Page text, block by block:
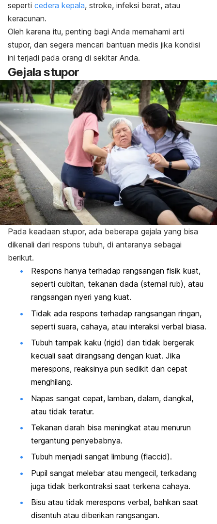
seperti cedera kepala, stroke, infeksi berat, atau
keracunan.
Oleh karena itu, penting bagi Anda memahami arti
stupor, dan segera mencari bantuan medis jika kondisi
ini terjadi pada orang di sekitar Anda.
Gejalastupor
Pada keadaan stupor, ada beberapa gejala yang bisa
dikenali dari respons tubuh, di antaranya sebagai
berikut.
Respons hanya terhadap rangsangan fisik kuat,
seperti cubitan, tekanan dada (sternal rub), atau
rangsangan nyeri yang kuat.
Tidak ada respons terhadap rangsangan ringan,
seperti suara, cahaya, atau interaksi verbal biasa.
Tubuh tampak kaku (rigid) dan tidak bergerak
kecuali saat dirangsang dengan kuat. Jika
merespons, reaksinya pun sedikit dan cepat
menghilang.
Napas sangat cepat, lamban, dalam, dangkal,
atau tidak teratur.
Tekanan darah bisa meningkat atau menurun
tergantung penyebabnya.
Tubuh menjadi sangat limbung (flaccid).
Pupil sangat melebar atau mengecil, terkadang
juga tidak berkontraksi saat terkena cahaya.
Bisu atau tidak merespons verbal, bahkan saat
disentuh atau diberikan rangsangan.